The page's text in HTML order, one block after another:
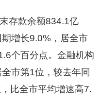
存款余额834.1亿
增长9.0%，居全市
个百分点。金融机构
市第1位，较去年同
比全市平均增速高7.